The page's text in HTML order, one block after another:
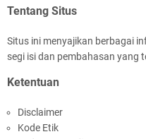
Ada sejumlah pertanyaan
mengikuti ust. K …
Anonymous
Tentang Situs
Situs ini menyajikan berbagai
segi isi dan pembahasan yang
Ketentuan
Disclaimer
Kode Etik